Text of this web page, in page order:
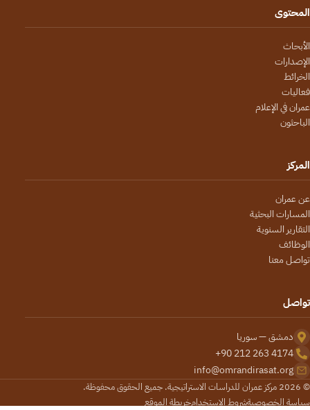
المحتوى
الأبحاث
الإصدارات
الخرائط
فعاليات
عمران في الإعلام
الباحثون
المركز
عن عمران
المسارات البحثية
التقارير السنوية
الوظائف
تواصل معنا
تواصل
دمشق — سوريا
+90 212 263 4174
info@omrandirasat.org
© 2026 مركز عمران للدراسات الاستراتيجية. جميع الحقوق محفوظة.
سياسة الخصوصيةشروط الاستخدامخريطة الموقع